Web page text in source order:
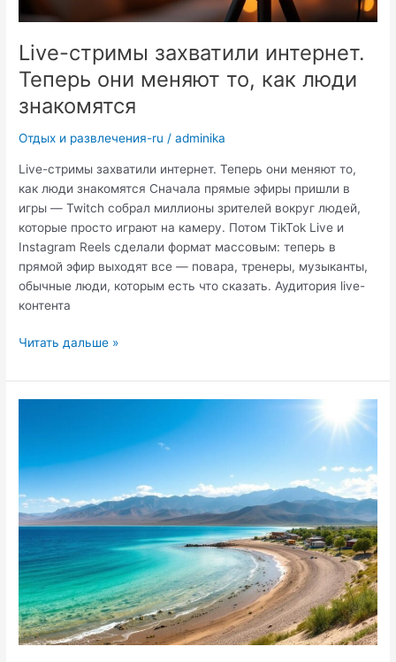
Live-стримы захватили интернет.
Теперь они меняют то, как люди
знакомятся
Отдых и развлечения-ru /adminika
Live-стримы захватили интернет. Теперь они меняют то,
как люди знакомятся Сначала прямые эфиры пришли в
игры — Twitch собрал миллионы зрителей вокруг людей,
которые просто играют на камеру. Потом TikTok Live и
Instagram Reels сделали формат массовым: теперь в
прямой эфир выходят все — повара, тренеры, музыканты,
обычные люди, которым есть что сказать. Аудитория live-
контента
Live-
захватили
интернет.
то,
как
люди
Читать дальше »